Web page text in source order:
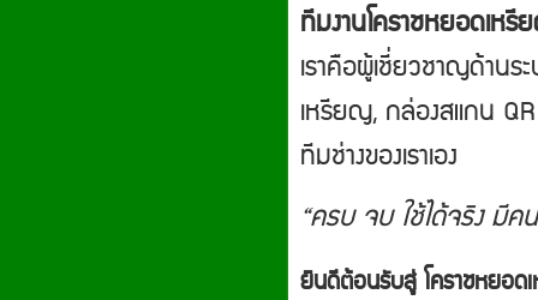
ทีมงานโคราชหยอดเห
เราคือผู้เชี่ยวชาญด้าน
เหรียญ, กล่องสแกน
ทีมช่างของเราเอง
“ครบ จบ ใช้ได้จริง มีค
ยินดีต้อนรับสู่ โคราชหยอ